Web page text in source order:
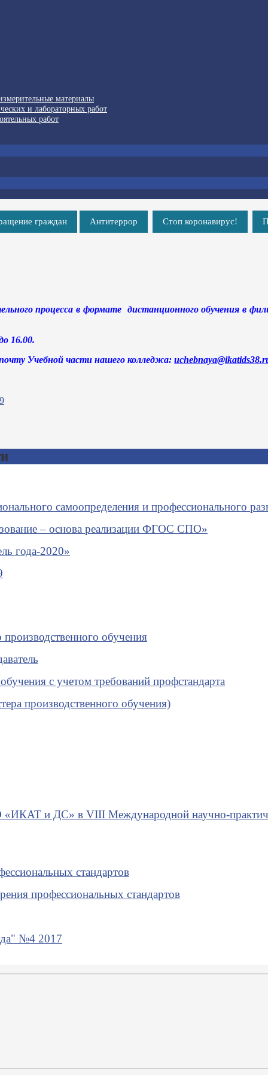
материалы
и лабораторных работ
работ
граждан Антитеррор Стоп коронавирус!
процесса в формате дистанционного обучения
16.00.
Учебной части нашего колледжа:
самоопределения и профессионального
– основа реализации ФГОС СПО»
года-2020»
обучения
с учетом требований профстандарта
производственного обучения)
«ИКАТ и ДС» в VIII Международной научно-
стандартов
профессиональных стандартов
№4 2017